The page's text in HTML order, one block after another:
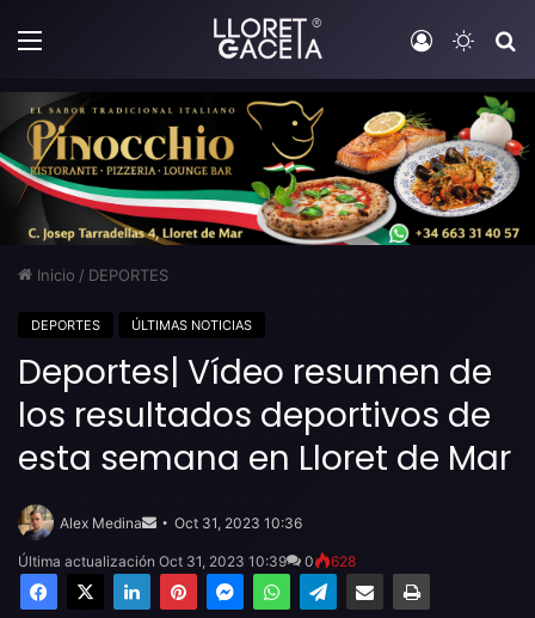
Menú Iniciar
Inicio / DEPORTES
DEPORTES ÚLTIMAS NOTICIAS
Deportes| Vídeo resumen de
los resultados deportivos de
esta semana en Lloret de Mar
Alex Medina
email
Oct 31, 2023 10:36
Última actualización Oct 31, 2023 10:39 0 628
Facebook
X LinkedInPinterestMessengerWhatsAppTelegramCompartir por email Imprimir